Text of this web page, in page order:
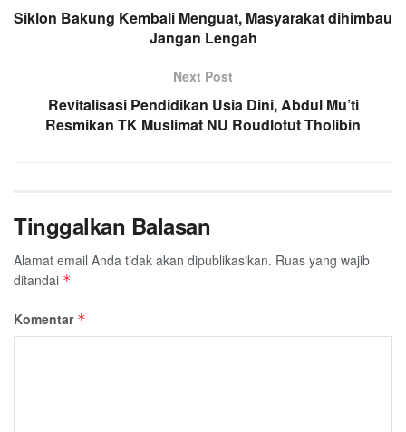
Siklon Bakung Kembali Menguat, Masyarakat dihimbau
Jangan Lengah
Next Post
Revitalisasi Pendidikan Usia Dini, Abdul Mu’ti
Resmikan TK Muslimat NU Roudlotut Tholibin
Tinggalkan Balasan
Alamat email Anda tidak akan dipublikasikan. Ruas yang wajib
ditandai *
Komentar *